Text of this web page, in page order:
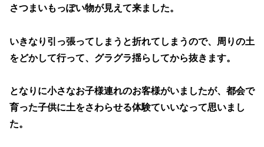
さつまいもっぽい物が見えて来ました。
いきなり引っ張ってしまうと折れてしまうので、周りの土
をどかして行って、グラグラ揺らしてから抜きます。
となりに小さなお子様連れのお客様がいましたが、都会で
育った子供に土をさわらせる体験ていいなって思いまし
た。